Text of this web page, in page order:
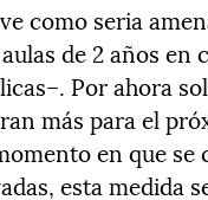
como seria
de 2 años
Por ahora
más para el
en que se
esta medida